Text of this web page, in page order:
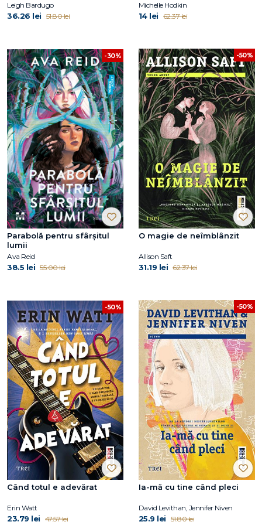
Leigh Bardugo
36.26 lei 51.80 lei
Michelle Hodkin
14 lei 62.37 lei
-30%
Parabolă pentru sfârșitul
lumii
Ava Reid
38.5 lei 55.00 lei
-50%
O magie de neîmblânzit
Allison Saft
31.19 lei 62.37 lei
-50%
Când totul e adevărat
Erin Watt
23.79 lei 47.57 lei
-50%
Ia-mă cu tine când pleci
David Levithan, Jennifer Niven
25.9 lei 51.80 lei